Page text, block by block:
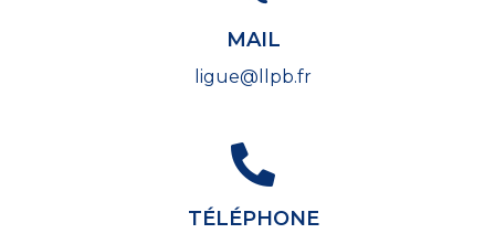
MAIL
ligue@llpb.fr
TÉLÉPHONE